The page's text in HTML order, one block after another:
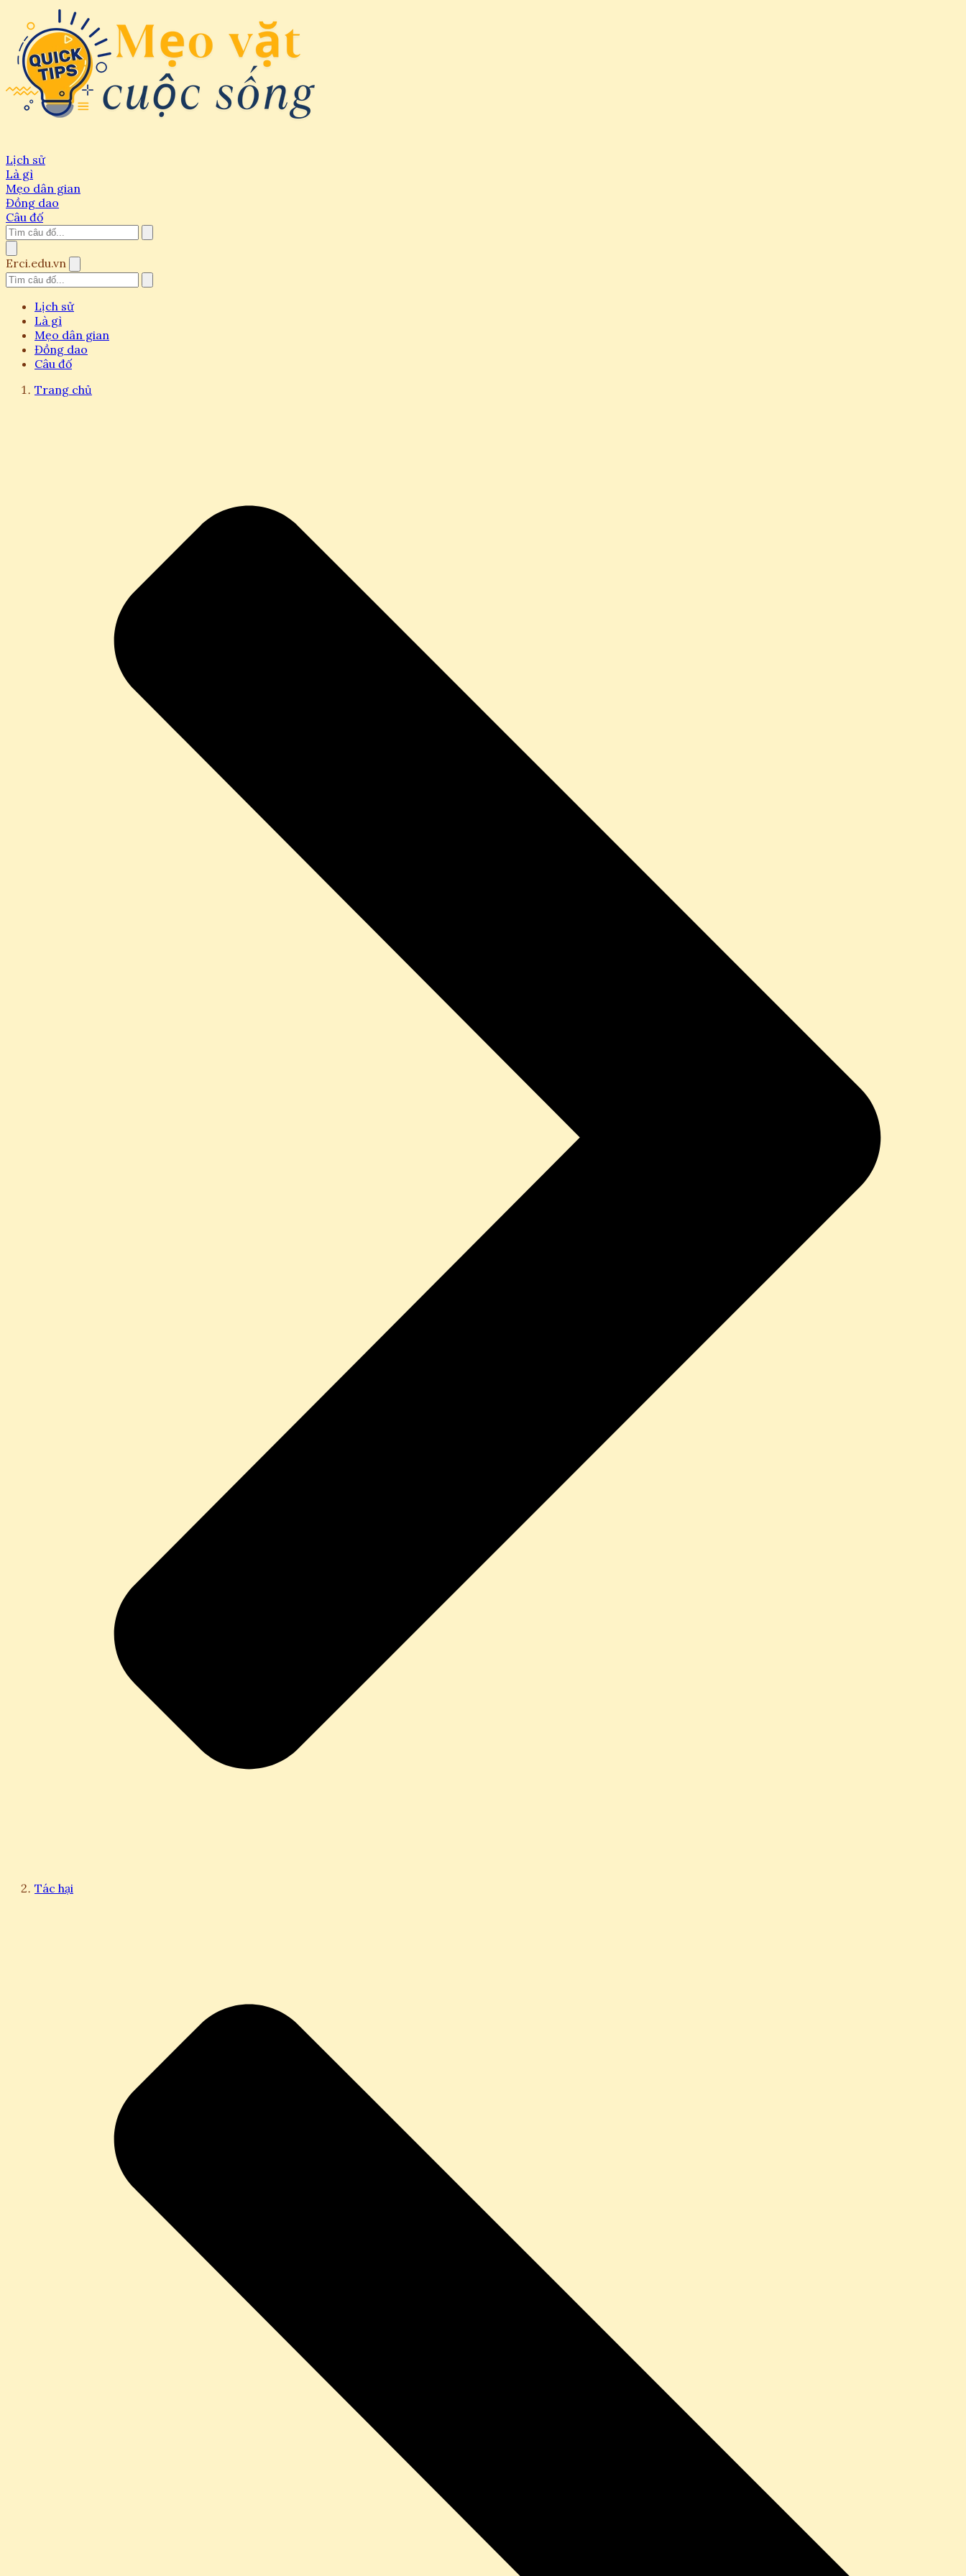
Lịch sử
Là gì
Mẹo dân gian
Đồng dao
Câu đố
Erci.edu.vn
Lịch sử
Là gì
Mẹo dân gian
Đồng dao
Câu đố
Trang chủ
Tác hại